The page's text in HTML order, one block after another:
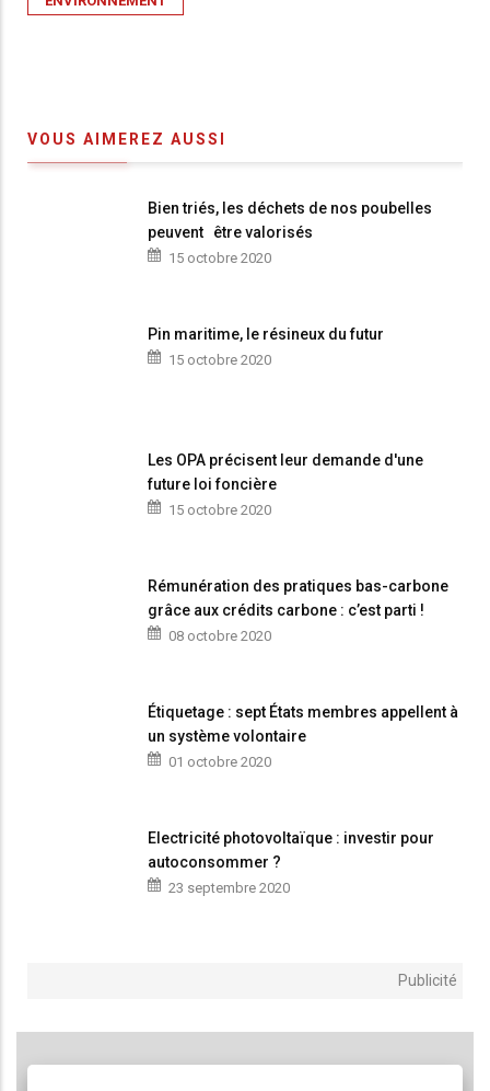
VOUS AIMEREZ AUSSI
Bien triés, les déchets de nos poubelles
peuvent être valorisés
15 octobre 2020
Pin maritime, le résineux du futur
15 octobre 2020
Les OPA précisent leur demande d'une
future loi foncière
15 octobre 2020
Rémunération des pratiques bas-carbone
grâce aux crédits carbone : c’est parti !
08 octobre 2020
Étiquetage : sept États membres appellent à
un système volontaire
01 octobre 2020
Electricité photovoltaïque : investir pour
autoconsommer ?
23 septembre 2020
Publicité